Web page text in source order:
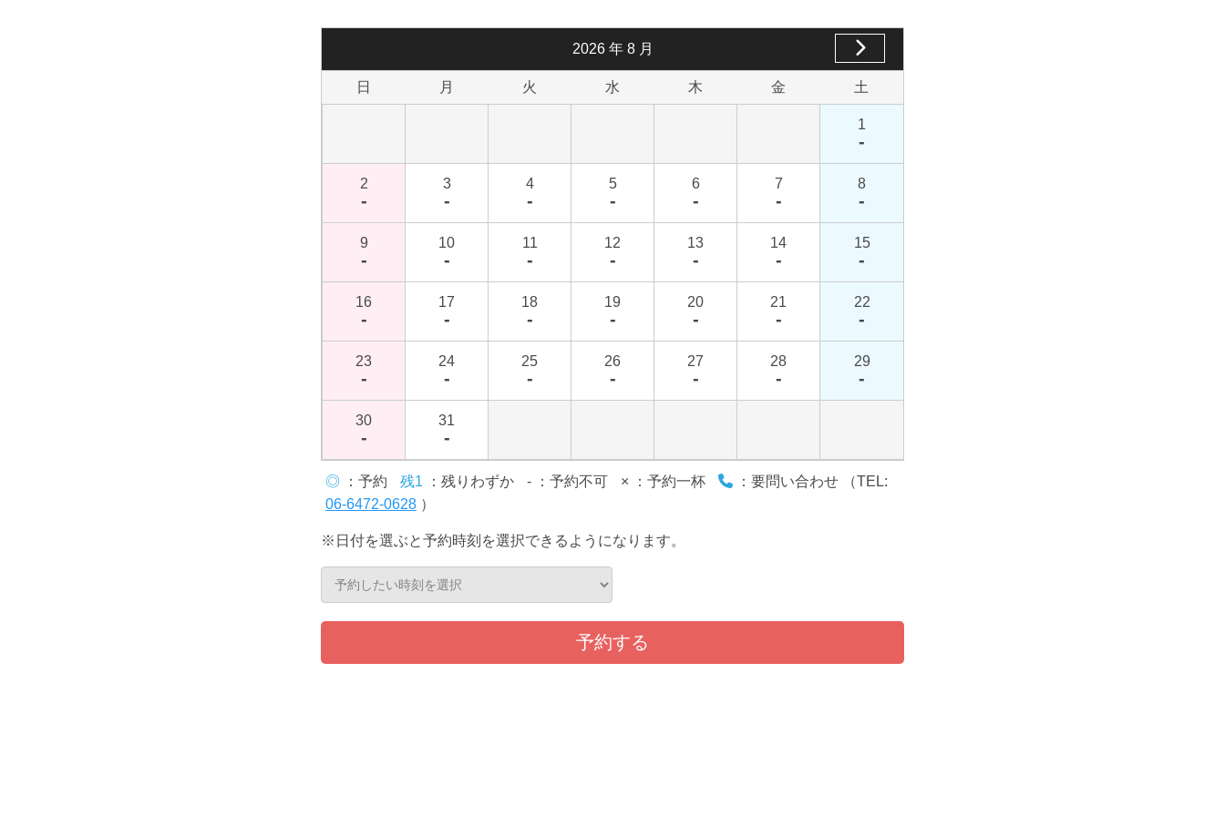
2026 年 8 月
日 月 火 水 木 金 土
1
-
2
-
3
-
4
-
5
-
6
-
7
-
8
-
9
-
10
-
11
-
12
-
13
-
14
-
15
-
16
-
17
-
18
-
19
-
20
-
21
-
22
-
23
-
24
-
25
-
26
-
27
-
28
-
29
-
30
-
31
-
◎ ：予約 残1 ：残りわずか - ：予約不可 × ：予約一杯
：要問い合わせ （TEL:
06-6472-0628 ）
※日付を選ぶと予約時刻を選択できるようになります。
予約する